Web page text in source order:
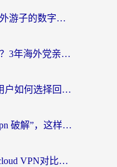
一键回国免费加速器，海外游子的数字归乡路
海外转国内加速器怎么选？3年海外党亲测指南，无缝刷剧玩游戏不再难
破解VPN PC限制：海外用户如何选择回国加速器实现无缝访问国内资源
海外党必看：别再纠结“vpn 破解”，这样选回国加速器才能真正无缝访问国内资源
Malus VPN好用吗？和o3cloud VPN对比哪个回国效果更好？